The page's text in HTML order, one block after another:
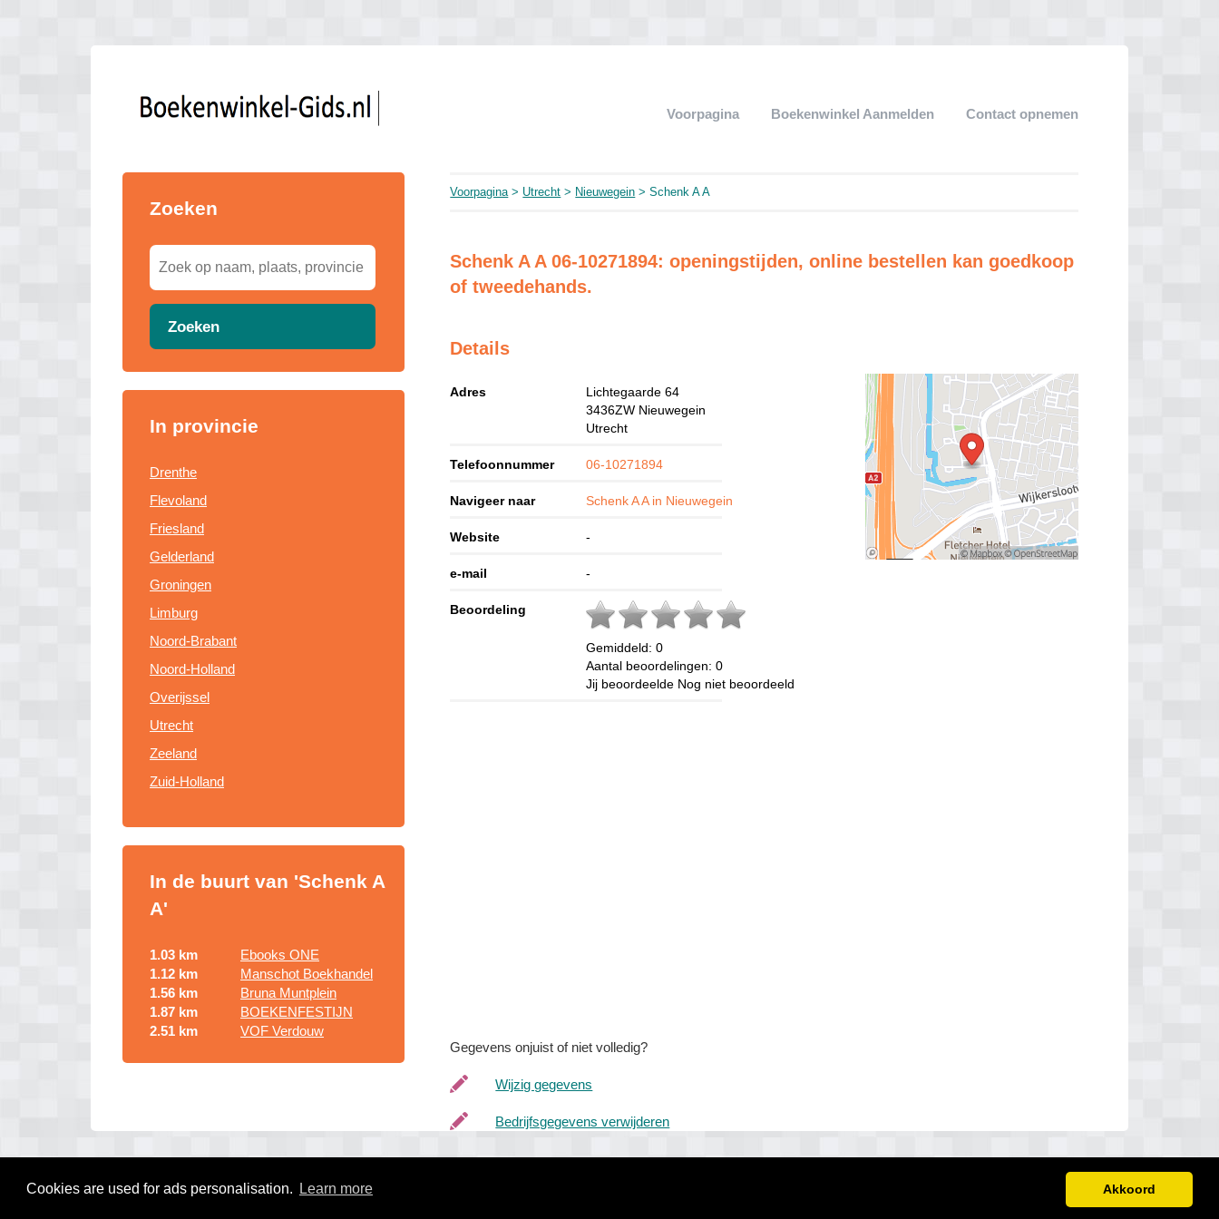
Cookies are used for ads personalisation. Learn more Akkoord
Voorpagina Boekenwinkel Aanmelden Contact opnemen
Zoeken
Zoeken
In provincie
Drenthe
Flevoland
Friesland
Gelderland
Groningen
Limburg
Noord-Brabant
Noord-Holland
Overijssel
Utrecht
Zeeland
Zuid-Holland
In de buurt van 'Schenk A
A'
1.03 km
Ebooks ONE
1.12 km
Manschot Boekhandel
1.56 km
Bruna Muntplein
1.87 km
BOEKENFESTIJN
2.51 km
VOF Verdouw
Voorpagina> Utrecht > Nieuwegein > Schenk A A
Schenk A A 06-10271894: openingstijden, online bestellen kan goedkoop
of tweedehands.
Details
Adres
Lichtegaarde 64
3436ZW Nieuwegein
Utrecht
Telefoonnummer 06-10271894
Navigeer naar Schenk A A in Nieuwegein
Website -
e-mail -
Beoordeling
Gemiddeld:0
Aantal beoordelingen:0
Jij beoordeelde Nog niet beoordeeld
Gegevens onjuist of niet volledig?
Wijzig gegevens
Bedrijfsgegevens verwijderen
Disclaimer
© 2026 boekenwinkel gids